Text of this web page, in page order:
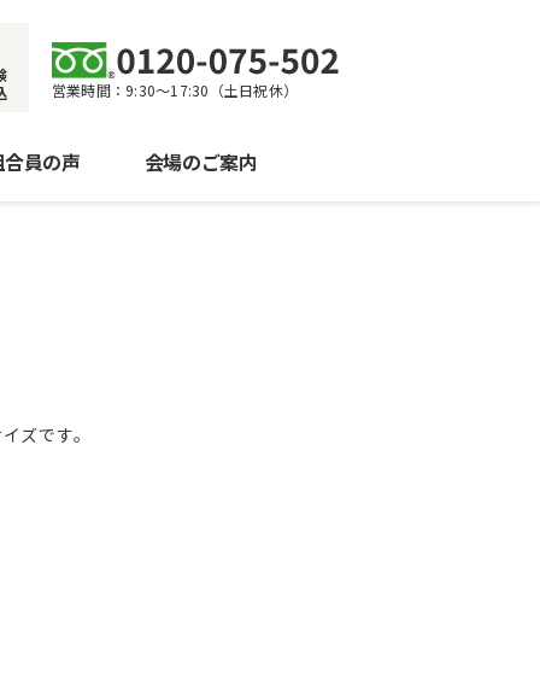
営業時間：9:30〜17:30（土日祝休）
員の声 会場のご案内
ズです。